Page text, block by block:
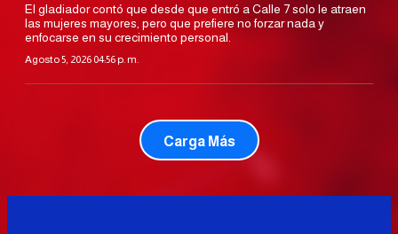
El gladiador contó que desde que entró a Calle 7 solo le atraen
las mujeres mayores, pero que prefiere no forzar nada y
enfocarse en su crecimiento personal.
Agosto 5, 2026 04:56 p. m.
Carga Más